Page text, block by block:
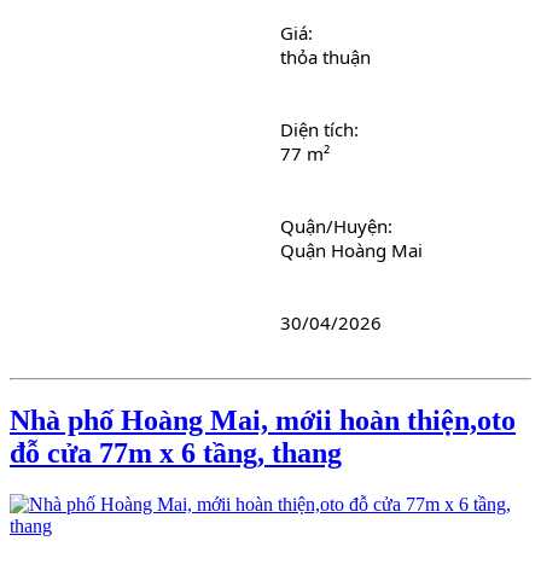
Giá:
thỏa thuận
Diện tích:
77 m²
Quận/Huyện:
Quận Hoàng Mai
30/04/2026
Nhà phố Hoàng Mai, mớii hoàn thiện,oto
đỗ cửa 77m x 6 tầng, thang